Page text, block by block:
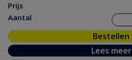
Prijs
Aantal
Bestellen
Lees meer